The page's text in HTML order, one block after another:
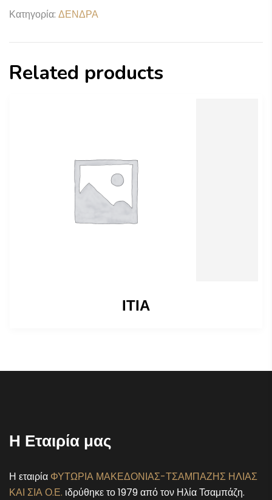
Κατηγορία: ΔΕΝΔΡΑ
Related products
ΙΤΙΑ
Η Εταιρία μας
Η εταιρία ΦΥΤΩΡΙΑ ΜΑΚΕΔΟΝΙΑΣ-ΤΣΑΜΠΑΖΗΣ ΗΛΙΑΣ
ΚΑΙ ΣΙΑ Ο.Ε. ιδρύθηκε το 1979 από τον Ηλία Τσαμπάζη.